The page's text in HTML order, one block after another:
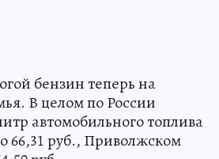
бензин теперь на
В целом по России
автомобильного топлива
66,31 руб., Приволжском